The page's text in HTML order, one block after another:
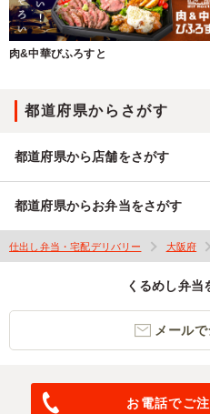
肉&中華びふろすと
都道府県からさがす
都道府県から店舗をさがす
都道府県からお弁当をさがす
仕出し弁当・宅配デリバリー 大阪府
くるめし弁当
メール
お電話でご